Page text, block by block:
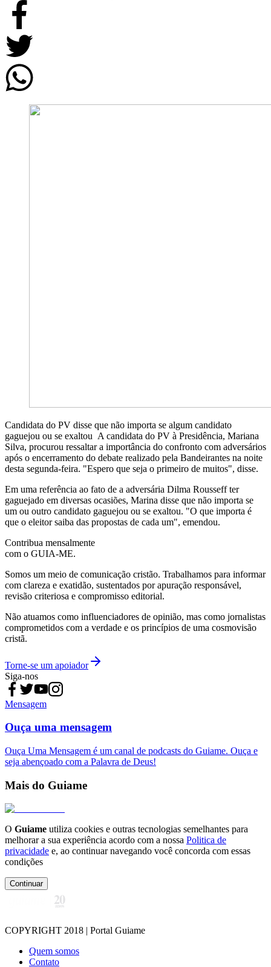
Candidata do PV disse que não importa se algum candidato
gaguejou ou se exaltou A candidata do PV à Presidência, Mariana
Silva, procurou ressaltar a importância do confronto com adversários
após o encerramento do debate realizado pela Bandeirantes na noite
desta segunda-feira. "Espero que seja o primeiro de muitos", disse.
Em uma referência ao fato de a adversária Dilma Rousseff ter
gaguejado em diversas ocasiões, Marina disse que não importa se
um ou outro candidato gaguejou ou se exaltou. "O que importa é
que o eleitor saiba das propostas de cada um", emendou.
Contribua mensalmente
com o GUIA-ME.
Somos um meio de comunicação cristão. Trabalhamos para informar
com clareza e exatidão, sustentados por apuração responsável,
revisão criteriosa e compromisso editorial.
Não atuamos como influenciadores de opinião, mas como jornalistas
comprometidos com a verdade e os princípios de uma cosmovisão
cristã.
Torne-se um apoiador
Siga-nos
Mensagem
Ouça uma mensagem
Ouça Uma Mensagem é um canal de podcasts do Guiame. Ouça e
seja abençoado com a Palavra de Deus!
Mais do Guiame
O Guiame utiliza cookies e outras tecnologias semelhantes para
melhorar a sua experiência acordo com a nossa Politica de
privacidade e, ao continuar navegando você concorda com essas
condições
Continuar
COPYRIGHT 2018 | Portal Guiame
Quem somos
Contato